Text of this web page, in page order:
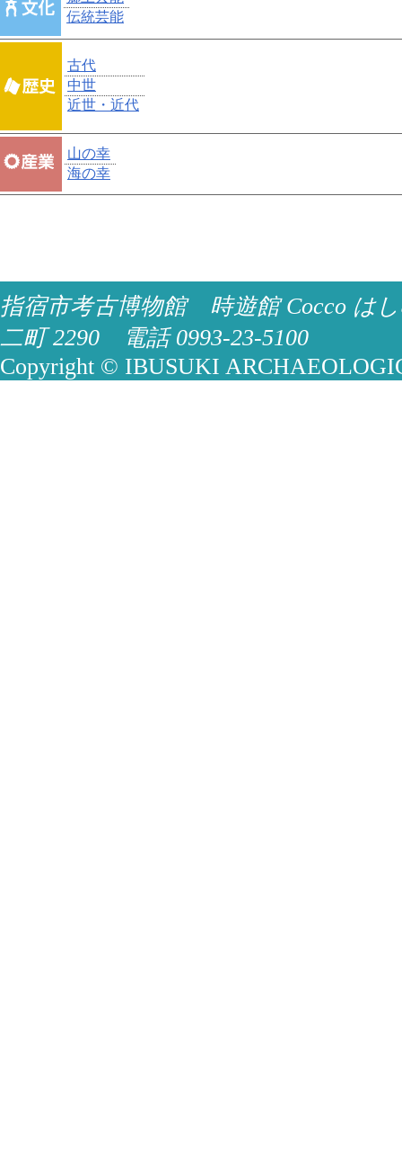
伝統芸能
古代
中世
近世・近代
山の幸
海の幸
指宿市考古博物館 時遊館 Cocco は
二町 2290 電話 0993-23-5100
Copyright © IBUSUKI